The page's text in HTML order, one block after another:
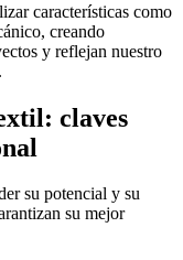
características como
creando
y reflejan nuestro
claves
su potencial y su
su mejor